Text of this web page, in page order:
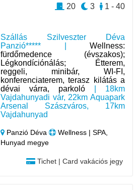
Szállás Szilveszter Déva
Panzió***** | Wellness:
fürdőmedence (évszakos);
Légkondíciónálás; Étterem,
reggeli, minibár, WI-FI,
konferenciaterem, terasz kilátás a
dévai várra, parkoló | 18km
Vajdahunyadi vár, 22km Aquapark
Arsenal Szászváros, 17km
Vajdahunyad
Panzió Déva
Wellness | SPA,
Hunyad megye
Tichet | Card vakációs jegy
1 - 40
3
20